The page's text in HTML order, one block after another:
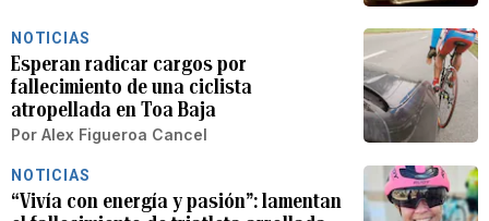
NOTICIAS
Esperan radicar cargos por
fallecimiento de una ciclista
atropellada en Toa Baja
Por Alex Figueroa Cancel
NOTICIAS
“Vivía con energía y pasión”: lamentan